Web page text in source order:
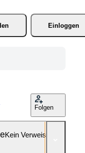
Einloggen
Folgen
Kein Verweis